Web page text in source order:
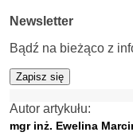
Newsletter
Bądź na bieżąco z
Zapisz się
Autor artykułu:
mgr inż. Ewelina